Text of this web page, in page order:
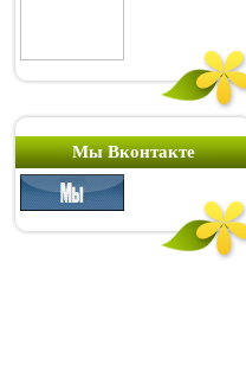
Мы Вконтакте